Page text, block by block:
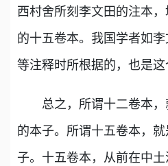
西村舍所刻李文田的注本
的十五卷本。我国学者如
等注释时所根据的，也是这
总之，所谓十二卷本，
的本子。所谓十五卷本，
子。十五卷本，从前在中